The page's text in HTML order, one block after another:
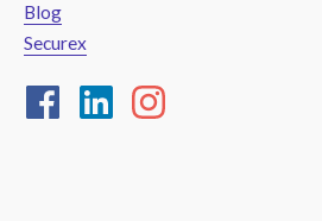
Blog
Securex